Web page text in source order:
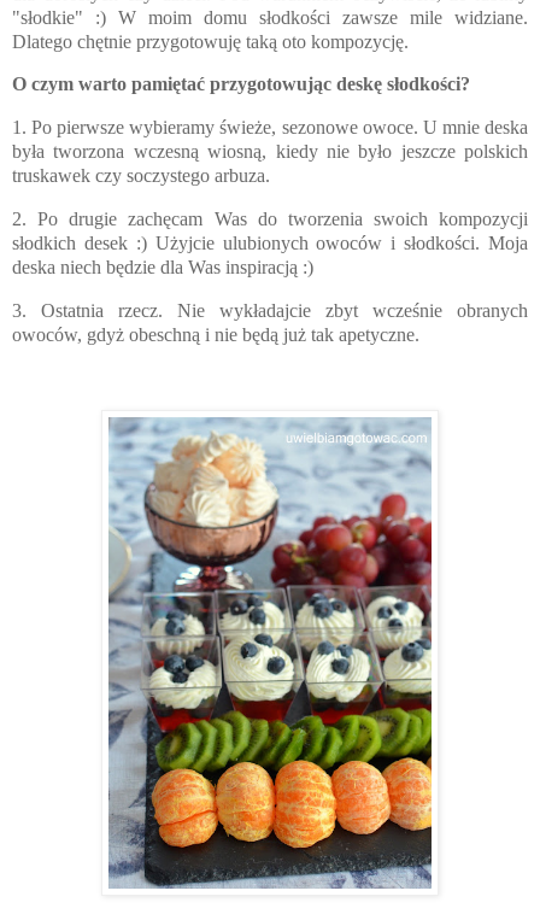
"słodkie" :) W moim domu słodkości zawsze mile widziane.
Dlatego chętnie przygotowuję taką oto kompozycję.
O czym warto pamiętać przygotowując deskę słodkości?
1. Po pierwsze wybieramy świeże, sezonowe owoce. U mnie deska
była tworzona wczesną wiosną, kiedy nie było jeszcze polskich
truskawek czy soczystego arbuza.
2. Po drugie zachęcam Was do tworzenia swoich kompozycji
słodkich desek :) Użyjcie ulubionych owoców i słodkości. Moja
deska niech będzie dla Was inspiracją :)
3. Ostatnia rzecz. Nie wykładajcie zbyt wcześnie obranych
owoców, gdyż obeschną i nie będą już tak apetyczne.